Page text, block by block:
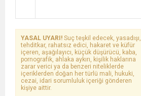
YASAL UYARI! Suç teşkil edecek, yasadışı,
tehditkar, rahatsız edici, hakaret ve küfür
içeren, aşağılayıcı, küçük düşürücü, kaba,
pornografik, ahlaka aykırı, kişilik haklarına
zarar verici ya da benzeri niteliklerde
içeriklerden doğan her türlü mali, hukuki,
cezai, idari sorumluluk içeriği gönderen
kişiye aittir.